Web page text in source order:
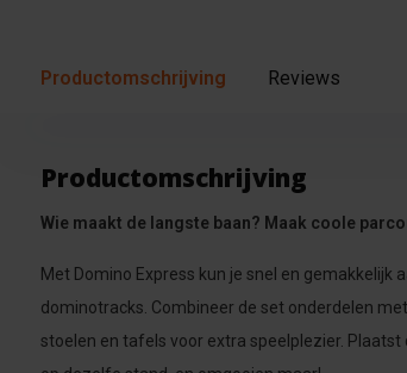
Productomschrijving Reviews
Productomschrijving
Wie maakt de langste baan? Maak coole
Met Domino Express kun je snel en
dominotracks. Combineer de set onderdelen
stoelen en tafels voor extra speelplezier.